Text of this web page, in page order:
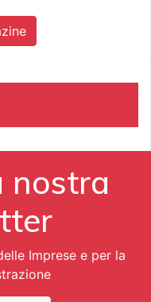
nostra
Imprese e per la